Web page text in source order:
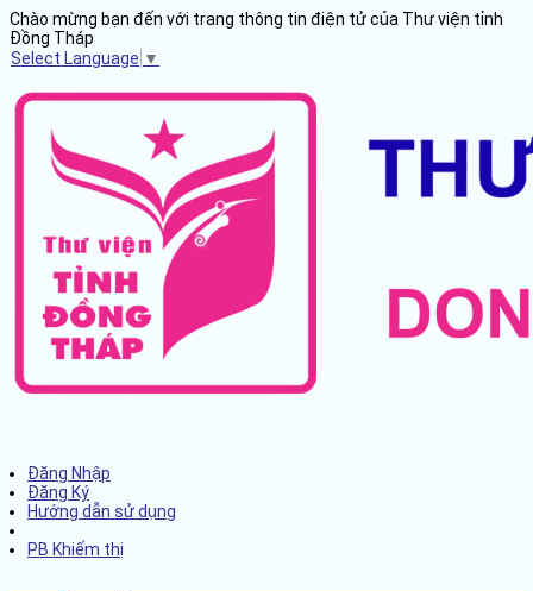
Chào mừng bạn đến với trang thông tin điện tử của Thư viện tỉnh
Đồng Tháp
Select Language ▼
Đăng Nhập
Đăng Ký
Hướng dẫn sử dụng
PB Khiếm thị